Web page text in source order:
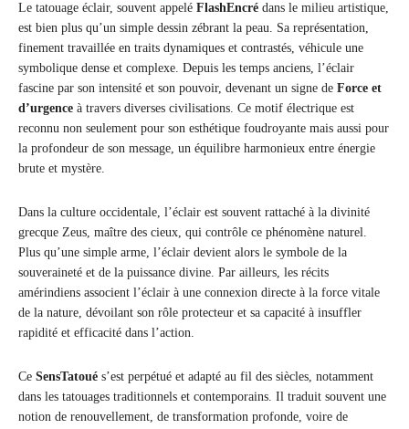
Le tatouage éclair, souvent appelé FlashEncré dans le milieu artistique,
est bien plus qu’un simple dessin zébrant la peau. Sa représentation,
finement travaillée en traits dynamiques et contrastés, véhicule une
symbolique dense et complexe. Depuis les temps anciens, l’éclair
fascine par son intensité et son pouvoir, devenant un signe de Force et
d’urgence à travers diverses civilisations. Ce motif électrique est
reconnu non seulement pour son esthétique foudroyante mais aussi pour
la profondeur de son message, un équilibre harmonieux entre énergie
brute et mystère.
Dans la culture occidentale, l’éclair est souvent rattaché à la divinité
grecque Zeus, maître des cieux, qui contrôle ce phénomène naturel.
Plus qu’une simple arme, l’éclair devient alors le symbole de la
souveraineté et de la puissance divine. Par ailleurs, les récits
amérindiens associent l’éclair à une connexion directe à la force vitale
de la nature, dévoilant son rôle protecteur et sa capacité à insuffler
rapidité et efficacité dans l’action.
Ce SensTatoué s’est perpétué et adapté au fil des siècles, notamment
dans les tatouages traditionnels et contemporains. Il traduit souvent une
notion de renouvellement, de transformation profonde, voire de